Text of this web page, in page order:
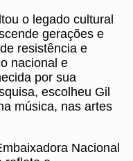
o legado cultural
gerações e
resistência e
nacional e
por sua
escolheu Gil
música, nas artes
Nacional